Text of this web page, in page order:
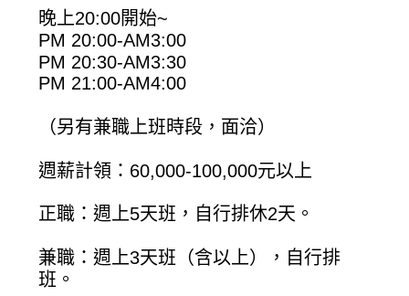
晚上20:00開始~
PM 20:00-AM3:00
PM 20:30-AM3:30
PM 21:00-AM4:00
（另有兼職上班時段，面洽）
週薪計領：60,000-100,000元以上
正職：週上5天班，自行排休2天。
兼職：週上3天班（含以上），自行排
班。